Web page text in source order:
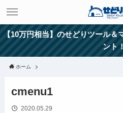
【10万円相当】のせどりツール＆
ント
ホーム
cmenu1
2020.05.29